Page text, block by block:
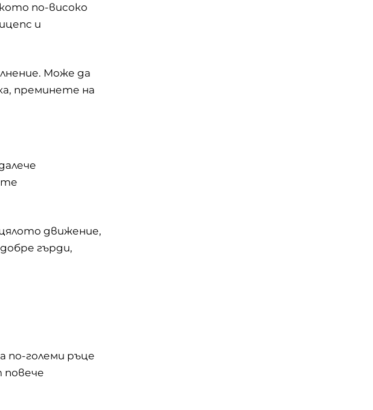
по-високо
и
Може да
преминете на
движение,
гърди,
по-големи ръце
повече